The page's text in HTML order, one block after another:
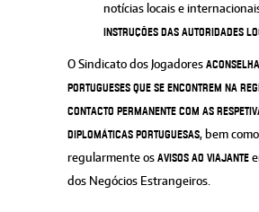
notícias locais e
instruções das autoridades
O Sindicato dos Jogadores
portugueses que se encontrem na
contacto permanente com as
diplomáticas portuguesas, bem
regularmente os Avisos ao Viajante
dos Negócios Estrangeiros.